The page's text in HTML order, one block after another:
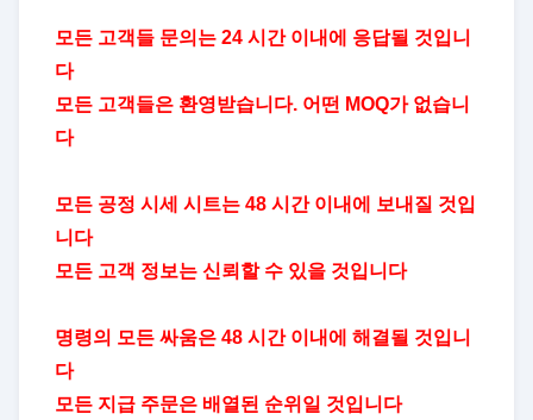
모든 고객들 문의는 24 시간 이내에 응답될 것입니
다
모든 고객들은 환영받습니다. 어떤 MOQ가 없습니
다
모든 공정 시세 시트는 48 시간 이내에 보내질 것입
니다
모든 고객 정보는 신뢰할 수 있을 것입니다
명령의 모든 싸움은 48 시간 이내에 해결될 것입니
다
모든 지급 주문은 배열된 순위일 것입니다